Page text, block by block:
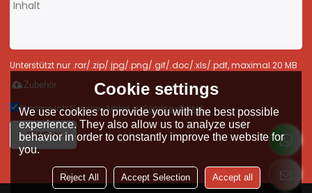
Unterstützt nur .rar/.zip/.jpg/.png/.gif/.doc/.xls/.pdf, maximal 20 MB
Zubehör
Stimme ich Service-Artikel zu,Service-Artikel
SENDEN
Cookie settings
We use cookies to provide you with the best possible
experience. They also allow us to analyze user
behavior in order to constantly improve the website for
you.
Reject All Accept Selection Accept all